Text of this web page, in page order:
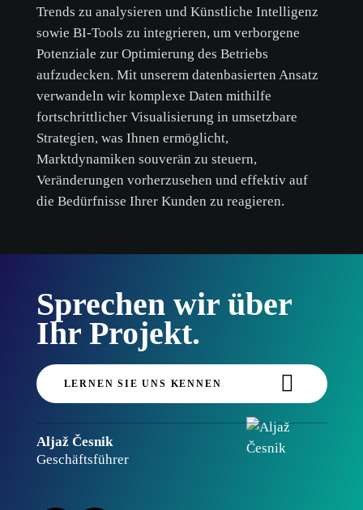
Trends zu analysieren und Künstliche Intelligenz
sowie BI-Tools zu integrieren, um verborgene
Potenziale zur Optimierung des Betriebs
aufzudecken. Mit unserem datenbasierten Ansatz
verwandeln wir komplexe Daten mithilfe
fortschrittlicher Visualisierung in umsetzbare
Strategien, was Ihnen ermöglicht,
Marktdynamiken souverän zu steuern,
Veränderungen vorherzusehen und effektiv auf
die Bedürfnisse Ihrer Kunden zu reagieren.
Sprechen wir über
Ihr Projekt.
LERNEN SIE UNS KENNEN
Aljaž Česnik
Geschäftsführer